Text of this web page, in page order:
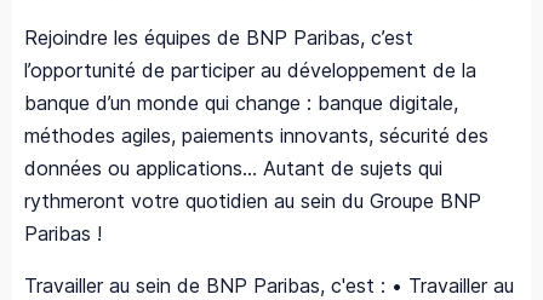
Rejoindre les équipes de BNP Paribas, c’est
l’opportunité de participer au développement de la
banque d’un monde qui change : banque digitale,
méthodes agiles, paiements innovants, sécurité des
données ou applications... Autant de sujets qui
rythmeront votre quotidien au sein du Groupe BNP
Paribas !
Travailler au sein de BNP Paribas, c'est : • Travailler au